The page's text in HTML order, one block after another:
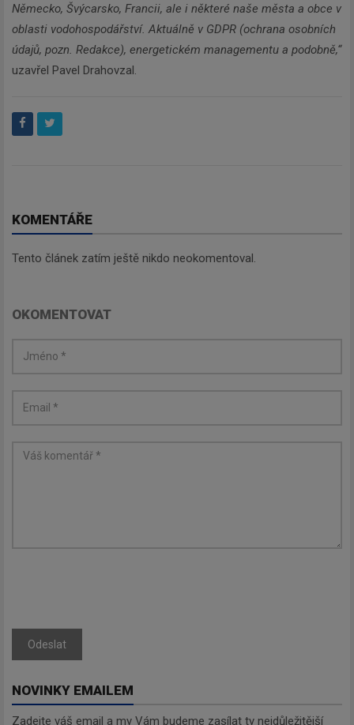
Německo, Švýcarsko, Francii, ale i některé naše města a obce v
oblasti vodohospodářství. Aktuálně v GDPR (ochrana osobních
údajů, pozn. Redakce), energetickém managementu a podobně,“
uzavřel Pavel Drahovzal.
KOMENTÁŘE
Tento článek zatím ještě nikdo neokomentoval.
OKOMENTOVAT
Odeslat
NOVINKY EMAILEM
Zadejte váš email a my Vám budeme zasílat ty nejdůležitější